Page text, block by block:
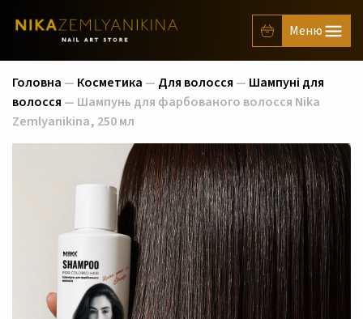
Головна — Косметика — Для волосся — Шампуні для
волосся — Шампунь для фарбованого волосся Nika
Zemlyanikina, 250 мл